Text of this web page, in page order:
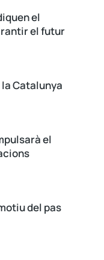
el
el futur
Catalunya
el
del pas